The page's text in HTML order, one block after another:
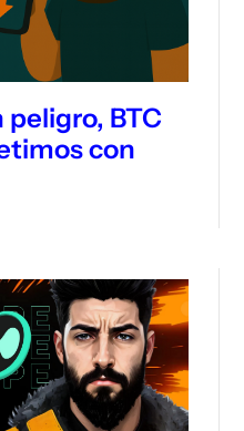
peligro, BTC
con